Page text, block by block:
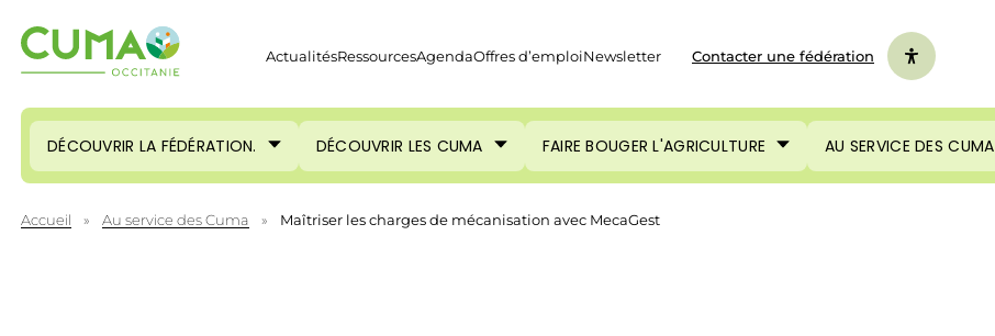
ActualitésRessourcesAgendaOffres d’emploiNewsletter Contacter une fédération
DÉCOUVRIR LA FÉDÉRATION. DÉCOUVRIR LES CUMA FAIRE BOUGER L'AGRICULTURE AU SERVICE DES CUMA
Accueil » Au service des Cuma » Maîtriser les charges de mécanisation avec MecaGest